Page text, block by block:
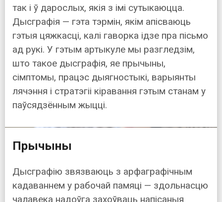
так і ў дарослых, якія з імі сутыкаюцца.
Дысграфія — гэта тэрмін, якім апісваюць
гэтыя цяжкасці, калі гаворка ідзе пра пісьмо
ад рукі. У гэтым артыкуле мы разгледзім,
што такое дысграфія, яе прычыны,
сімптомы, працэс дыягностыкі, варыянты
лячэння і стратэгіі кіравання гэтым станам у
паўсядзённым жыцці.
Прычыны
Дысграфію звязваюць з арфаграфічным
кадаваннем у рабочай памяці — здольнасцю
чалавека надоўга захоўваць напісаныя